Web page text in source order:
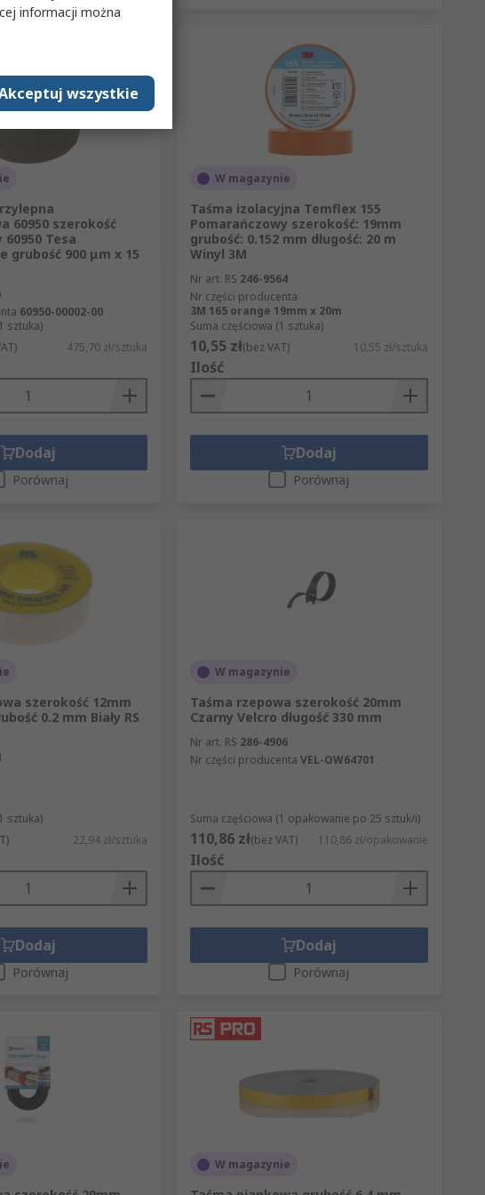
60950 szerokość
60950 Tesa
grubość 900 μm x 15
60950-00002-00
sztuka)
475,70 zł/sztuka
Dodaj
Porównaj
W magazynie
Taśma izolacyjna Temflex 155
Pomarańczowy szerokość: 19mm
grubość: 0.152 mm długość: 20 m
Winyl 3M
Nr art. RS 246-9564
Nr części producenta
3M 165 orange 19mm x 20m
Suma częściowa (1 sztuka)
10,55 zł(bez VAT) 10,55 zł/sztuka
Ilość
Dodaj
Porównaj
szerokość 12mm
0.2 mm Biały RS
sztuka)
22,94 zł/sztuka
Dodaj
Porównaj
W magazynie
Taśma rzepowa szerokość 20mm
Czarny Velcro długość 330 mm
Nr art. RS 286-4906
Nr części producenta VEL-OW64701
Suma częściowa (1 opakowanie po 25 sztuk/i)
110,86 zł(bez VAT) 110,86 zł/opakowanie
Ilość
Dodaj
Porównaj
W magazynie
informacji można
wszystkie